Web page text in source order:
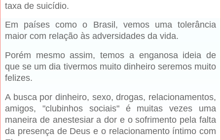
taxa de suicídio.
Em países como o Brasil, vemos uma tolerância
maior com relação às adversidades da vida.
Porém mesmo assim, temos a enganosa ideia de
que se um dia tivermos muito dinheiro seremos muito
felizes.
A busca por dinheiro, sexo, drogas, relacionamentos,
amigos, "clubinhos sociais" é muitas vezes uma
maneira de anestesiar a dor e o sofrimento pela falta
da presença de Deus e o relacionamento íntimo com